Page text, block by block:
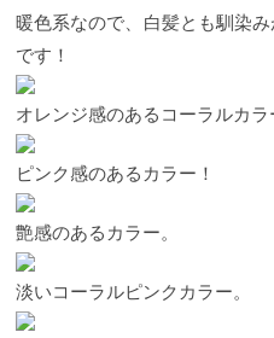
暖色系なので、白髪とも馴染
です！
オレンジ感のあるコーラルカラ
ピンク感のあるカラー！
艶感のあるカラー。
淡いコーラルピンクカラー。